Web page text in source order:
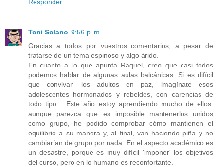
Responder
Toni Solano 9:56 p. m.
Gracias a todos por vuestros comentarios, a pesar de
tratarse de un tema espinoso y algo árido.
En cuanto a lo que apunta Raquel, creo que casi todos
podemos hablar de algunas aulas balcánicas. Si es difícil
que convivan los adultos en paz, imagínate esos
adolescentes hormonados y rebeldes, con carencias de
todo tipo... Este año estoy aprendiendo mucho de ellos:
aunque parezca que es imposible mantenerlos unidos
como grupo, he podido comprobar cómo mantienen el
equilibrio a su manera y, al final, van haciendo piña y no
cambiarían de grupo por nada. En el aspecto académico es
un desastre, porque es muy difícil 'imponer' los objetivos
del curso, pero en lo humano es reconfortante.